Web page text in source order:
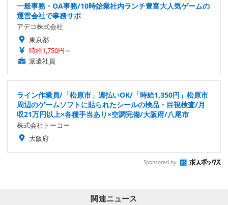
一般事務・OA事務/10時始業社内ランチ豊富大人気ゲームの
運営会社で事務サポ
アデコ株式会社
東京都
時給1,750円～
派遣社員
ライン作業員/「松原市」週払いOK/「時給1,350円」松原市
周辺のゲームソフトに貼られたシールの検品・目視検査/月
収21万円以上×各種手当あり×空調完備/大阪府/八尾市
株式会社トーコー
大阪府
Sponsored by
関連ニュース